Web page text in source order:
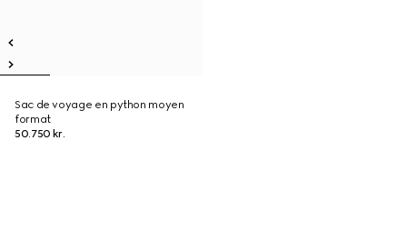
Sac de voyage en python moyen
format
50.750 kr.